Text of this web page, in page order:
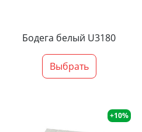
Бодега белый U3180
Выбрать
+10%